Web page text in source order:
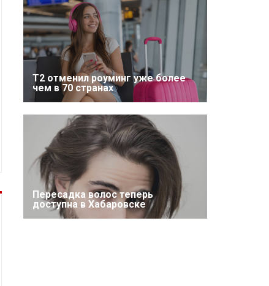
Т2 отменил роуминг уже более
чем в 70 странах
Пересадка волос теперь
доступна в Хабаровске